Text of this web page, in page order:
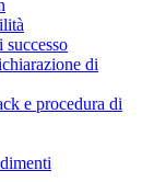
di
e procedura di